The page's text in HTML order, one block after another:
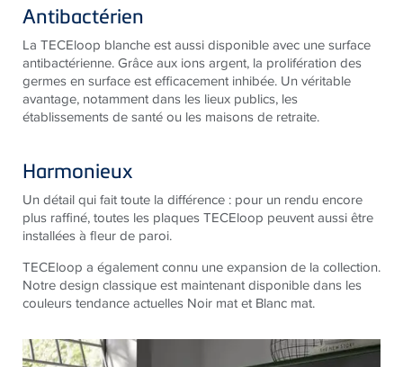
Antibactérien
La TECEloop blanche est aussi disponible avec une surface
antibactérienne. Grâce aux ions argent, la prolifération des
germes en surface est efficacement inhibée. Un véritable
avantage, notamment dans les lieux publics, les
établissements de santé ou les maisons de retraite.
Harmonieux
Un détail qui fait toute la différence : pour un rendu encore
plus raffiné, toutes les plaques TECEloop peuvent aussi être
installées à fleur de paroi.
TECEloop a également connu une expansion de la collection.
Notre design classique est maintenant disponible dans les
couleurs tendance actuelles Noir mat et Blanc mat.